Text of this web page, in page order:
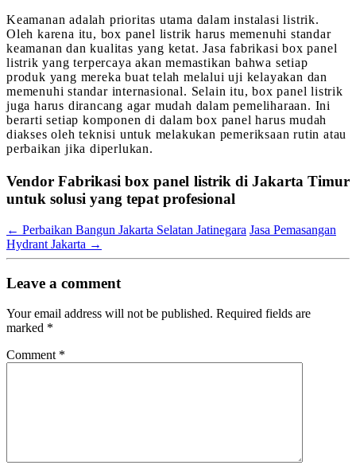
Keamanan adalah prioritas utama dalam instalasi listrik.
Oleh karena itu, box panel listrik harus memenuhi standar
keamanan dan kualitas yang ketat. Jasa fabrikasi box panel
listrik yang terpercaya akan memastikan bahwa setiap
produk yang mereka buat telah melalui uji kelayakan dan
memenuhi standar internasional. Selain itu, box panel listrik
juga harus dirancang agar mudah dalam pemeliharaan. Ini
berarti setiap komponen di dalam box panel harus mudah
diakses oleh teknisi untuk melakukan pemeriksaan rutin atau
perbaikan jika diperlukan.
Vendor Fabrikasi box panel listrik di Jakarta Timur
untuk solusi yang tepat profesional
← Perbaikan Bangun Jakarta Selatan Jatinegara Jasa Pemasangan
Hydrant Jakarta →
Leave a comment
Your email address will not be published. Required fields are
marked *
Comment *